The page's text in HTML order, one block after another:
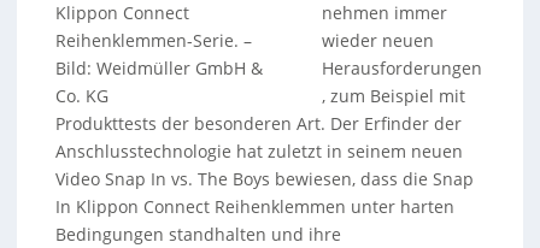
Klippon Connect
Reihenklemmen-Serie. –
Bild: Weidmüller GmbH &
Co. KG
nehmen immer
wieder neuen
Herausforderungen
, zum Beispiel mit
Produkttests der besonderen Art. Der Erfinder der
Anschlusstechnologie hat zuletzt in seinem neuen
Video Snap In vs. The Boys bewiesen, dass die Snap
In Klippon Connect Reihenklemmen unter harten
Bedingungen standhalten und ihre